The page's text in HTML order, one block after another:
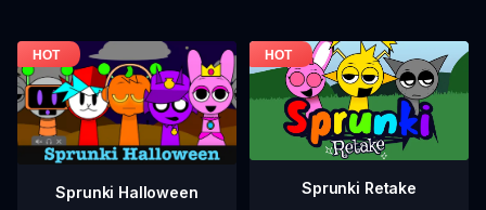
Sprunki Halloween Sprunki Retake